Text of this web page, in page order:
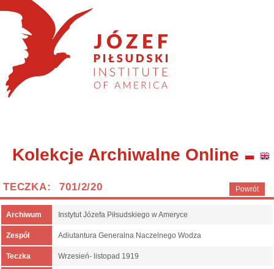
Kolekcje Archiwalne Online
Powrót
TECZKA: 701/2/20
Archiwum Instytut Józefa Piłsudskiego w Ameryce
Zespół Adiutantura Generalna Naczelnego Wodza
Teczka Wrzesień- listopad 1919